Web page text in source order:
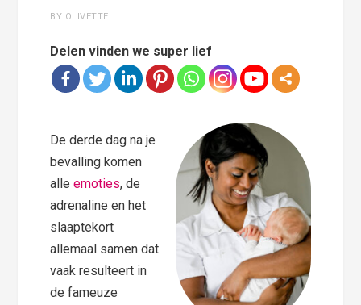
BY OLIVETTE
Delen vinden we super lief
De derde dag na je
bevalling komen
alleemoties, de
adrenaline en het
slaaptekort
allemaal samen dat
vaak resulteert in
de fameuze